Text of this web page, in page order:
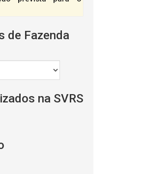
de Fazenda
na SVRS